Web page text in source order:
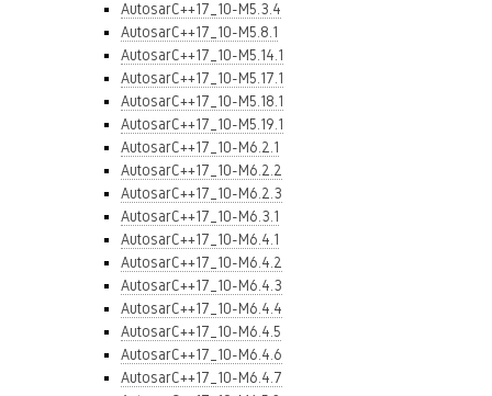
AutosarC++17_10-M5.3.4
AutosarC++17_10-M5.8.1
AutosarC++17_10-M5.14.1
AutosarC++17_10-M5.17.1
AutosarC++17_10-M5.18.1
AutosarC++17_10-M5.19.1
AutosarC++17_10-M6.2.1
AutosarC++17_10-M6.2.2
AutosarC++17_10-M6.2.3
AutosarC++17_10-M6.3.1
AutosarC++17_10-M6.4.1
AutosarC++17_10-M6.4.2
AutosarC++17_10-M6.4.3
AutosarC++17_10-M6.4.4
AutosarC++17_10-M6.4.5
AutosarC++17_10-M6.4.6
AutosarC++17_10-M6.4.7